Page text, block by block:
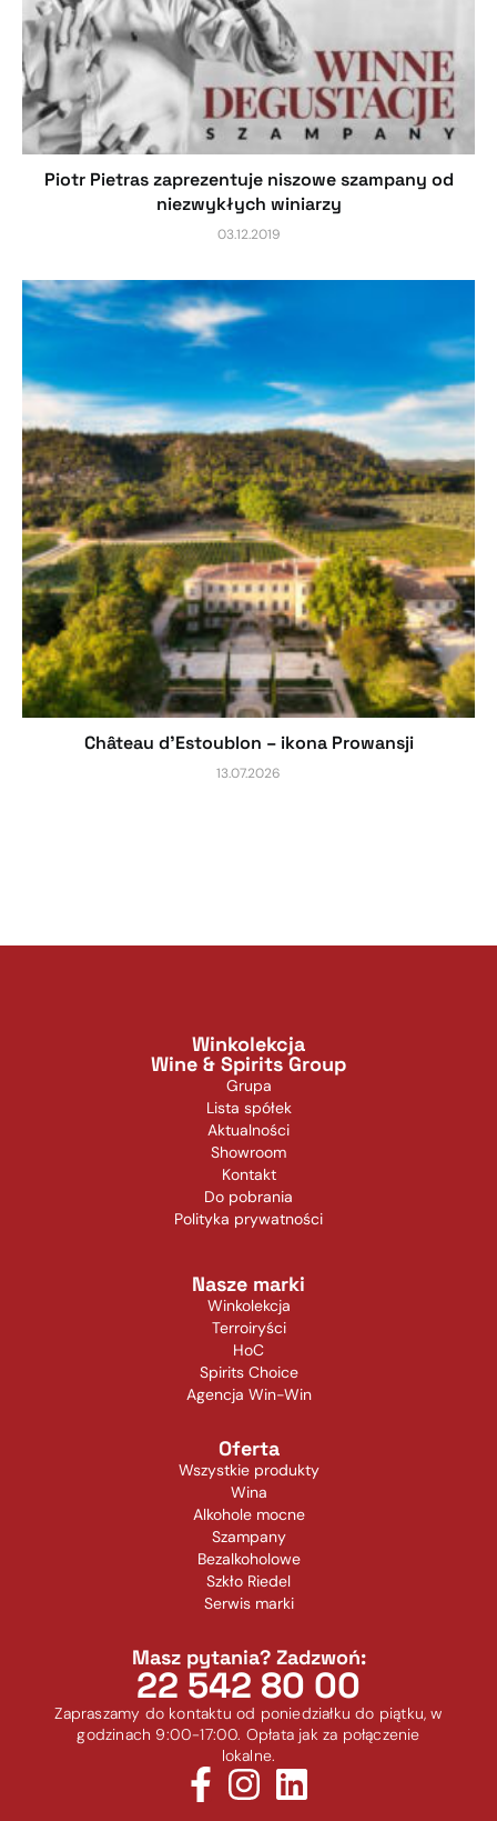
Piotr Pietras zaprezentuje niszowe szampany od
niezwykłych winiarzy
03.12.2019
Château d’Estoublon – ikona Prowansji
13.07.2026
Winkolekcja
Wine & Spirits Group
Grupa
Lista spółek
Aktualności
Showroom
Kontakt
Do pobrania
Polityka prywatności
Nasze marki
Winkolekcja
Terroiryści
HoC
Spirits Choice
Agencja Win-Win
Oferta
Wszystkie produkty
Wina
Alkohole mocne
Szampany
Bezalkoholowe
Szkło Riedel
Serwis marki
Masz pytania? Zadzwoń:
22 542 80 00
Zapraszamy do kontaktu od poniedziałku do piątku, w
godzinach 9:00-17:00. Opłata jak za połączenie
lokalne.